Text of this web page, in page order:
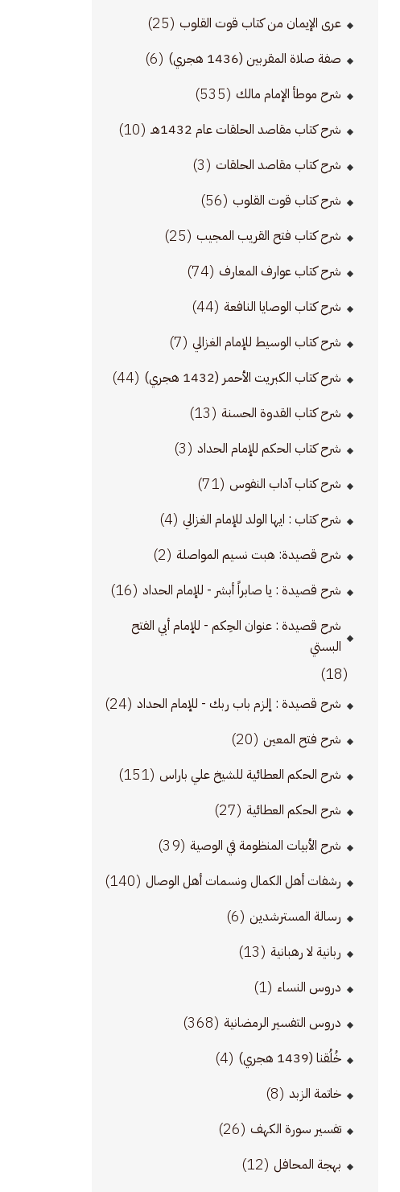
عرى الإيمان من كتاب قوت القلوب (25)
صفة صلاة المقربين (1436 هجري) (6)
شرح موطأ الإمام مالك (535)
شرح كتاب مقاصد الحلقات عام 1432هـ (10)
شرح كتاب مقاصد الحلقات (3)
شرح كتاب قوت القلوب (56)
شرح كتاب فتح القريب المجيب (25)
شرح كتاب عوارف المعارف (74)
شرح كتاب الوصايا النافعة (44)
شرح كتاب الوسيط للإمام الغزالي (7)
شرح كتاب الكبريت الأحمر (1432 هجري) (44)
شرح كتاب القدوة الحسنة (13)
شرح كتاب الحكم للإمام الحداد (3)
شرح كتاب آداب النفوس (71)
شرح كتاب : ايها الولد للإمام الغزالي (4)
شرح قصيدة: هبت نسيم المواصلة (2)
شرح قصيدة : يا صابراً أبشر - للإمام الحداد (16)
شرح قصيدة : عنوان الحِكم - للإمام أبي الفتح
البستي
(18)
شرح قصيدة : إلزم باب ربك - للإمام الحداد (24)
شرح فتح المعين (20)
شرح الحكم العطائية للشيخ علي باراس (151)
شرح الحكم العطائية (27)
شرح الأبيات المنظومة في الوصية (39)
رشفات أهل الكمال ونسمات أهل الوصال (140)
رسالة المسترشدين (6)
ربانية لا رهبانية (13)
دروس النساء (1)
دروس التفسير الرمضانية (368)
خُلُقنا (1439 هجري) (4)
خاتمة الزبد (8)
تفسير سورة الكهف (26)
بهجة المحافل (12)